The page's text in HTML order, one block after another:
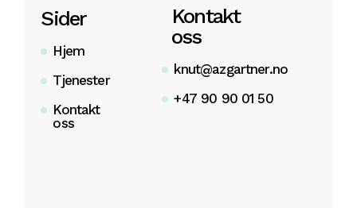
Sider
Hjem
Tjenester
Kontakt
oss
Kontakt
oss
knut@azgartner.no
+47 90 90 01 50